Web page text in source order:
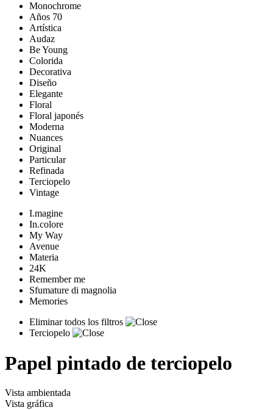
Monochrome
Años 70
Artística
Audaz
Be Young
Colorida
Decorativa
Diseño
Elegante
Floral
Floral japonés
Moderna
Nuances
Original
Particular
Refinada
Terciopelo
Vintage
I.magine
In.colore
My Way
Avenue
Materia
24K
Remember me
Sfumature di magnolia
Memories
Eliminar todos los filtros
Terciopelo
Papel pintado de terciopelo
Vista ambientada
Vista gráfica